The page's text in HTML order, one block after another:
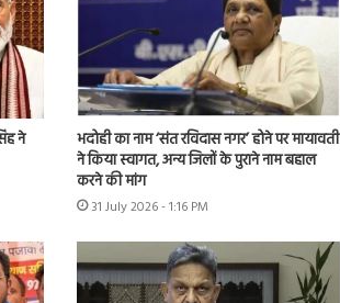
ने
भदोही का नाम ‘संत रविदास नगर’ होने पर मायावती
ने किया स्वागत, अन्य जिलों के पुराने नाम बहाल
करने की मांग
31 July 2026 - 1:16 PM